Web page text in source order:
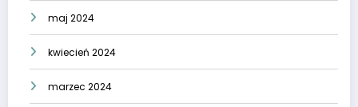
maj 2024
kwiecień 2024
marzec 2024